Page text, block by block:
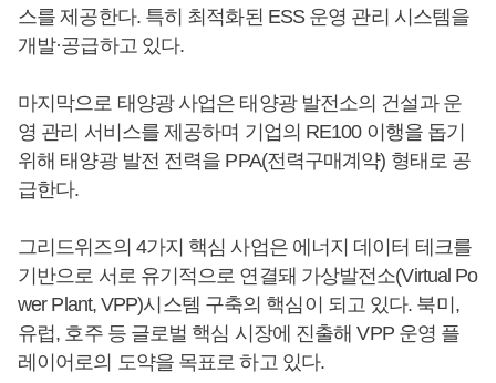
스를 제공한다. 특히 최적화된 ESS 운영 관리 시스템을
개발·공급하고 있다.
마지막으로 태양광 사업은 태양광 발전소의 건설과 운
영 관리 서비스를 제공하며 기업의 RE100 이행을 돕기
위해 태양광 발전 전력을 PPA(전력구매계약) 형태로 공
급한다.
그리드위즈의 4가지 핵심 사업은 에너지 데이터 테크를
기반으로 서로 유기적으로 연결돼 가상발전소(Virtual Po
wer Plant, VPP)시스템 구축의 핵심이 되고 있다. 북미,
유럽, 호주 등 글로벌 핵심 시장에 진출해 VPP 운영 플
레이어로의 도약을 목표로 하고 있다.